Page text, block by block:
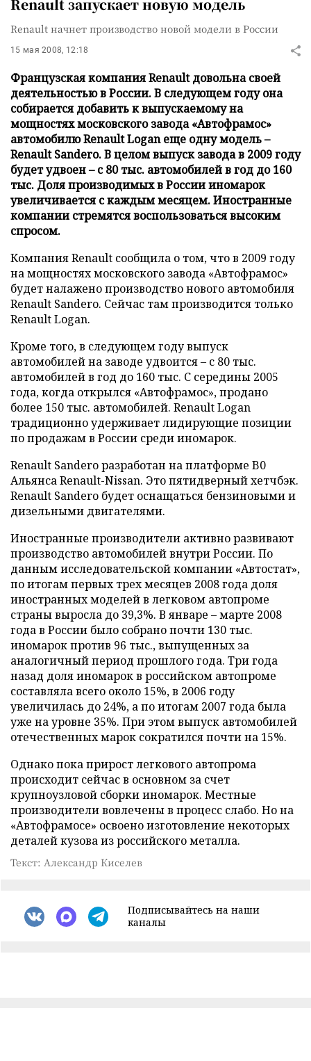
Renault запускает новую модель
Renault начнет производство новой модели в России
15 мая 2008, 12:18
Французская компания Renault довольна своей
деятельностью в России. В следующем году она
собирается добавить к выпускаемому на
мощностях московского завода «Автофрамос»
автомобилю Renault Logan еще одну модель –
Renault Sandero. В целом выпуск завода в 2009 году
будет удвоен – с 80 тыс. автомобилей в год до 160
тыс. Доля производимых в России иномарок
увеличивается с каждым месяцем. Иностранные
компании стремятся воспользоваться высоким
спросом.
Компания Renault сообщила о том, что в 2009 году
на мощностях московского завода «Автофрамос»
будет налажено производство нового автомобиля
Renault Sandero. Сейчас там производится только
Renault Logan.
Кроме того, в следующем году выпуск
автомобилей на заводе удвоится – с 80 тыс.
автомобилей в год до 160 тыс. С середины 2005
года, когда открылся «Автофрамос», продано
более 150 тыс. автомобилей. Renault Logan
традиционно удерживает лидирующие позиции
по продажам в России среди иномарок.
Renault Sandero разработан на платформе B0
Альянса Renault-Nissan. Это пятидверный хетчбэк.
Renault Sandero будет оснащаться бензиновыми и
дизельными двигателями.
Иностранные производители активно развивают
производство автомобилей внутри России. По
данным исследовательской компании «Автостат»,
по итогам первых трех месяцев 2008 года доля
иностранных моделей в легковом автопроме
страны выросла до 39,3%. В январе – марте 2008
года в России было собрано почти 130 тыс.
иномарок против 96 тыс., выпущенных за
аналогичный период прошлого года. Три года
назад доля иномарок в российском автопроме
составляла всего около 15%, в 2006 году
увеличилась до 24%, а по итогам 2007 года была
уже на уровне 35%. При этом выпуск автомобилей
отечественных марок сократился почти на 15%.
Однако пока прирост легкового автопрома
происходит сейчас в основном за счет
крупноузловой сборки иномарок. Местные
производители вовлечены в процесс слабо. Но на
«Автофрамосе» освоено изготовление некоторых
деталей кузова из российского металла.
Текст: Александр Киселев
Подписывайтесь на наши
каналы